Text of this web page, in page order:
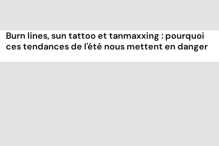
Burn lines, sun tattoo et tanmaxxing : pourquoi
ces tendances de l'été nous mettent en danger